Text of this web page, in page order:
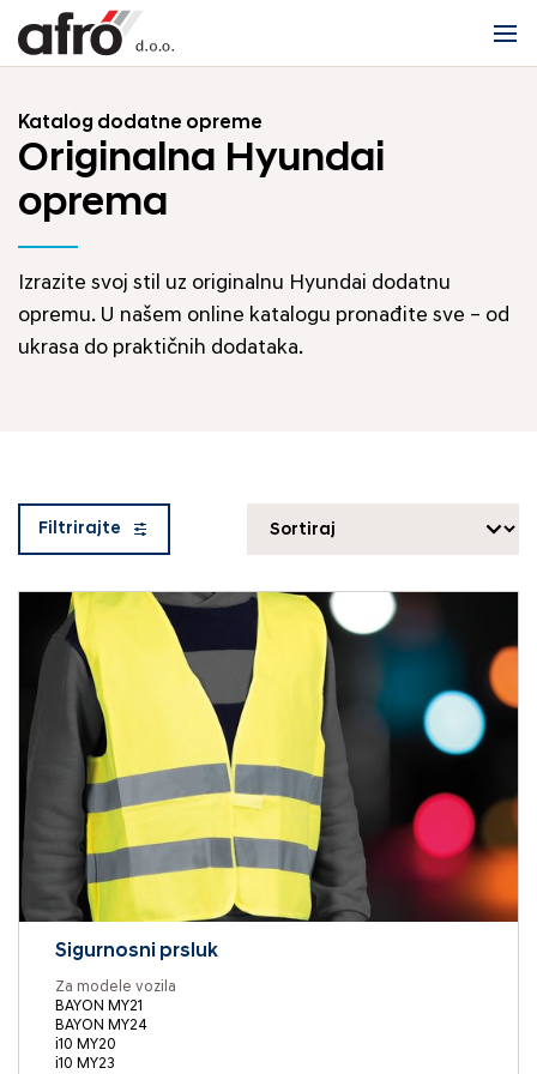
Katalog dodatne opreme
Originalna Hyundai
oprema
Izrazite svoj stil uz originalnu Hyundai dodatnu
opremu. U našem online katalogu pronađite sve – od
ukrasa do praktičnih dodataka.
Filtrirajte
Sigurnosni prsluk
Za modele vozila
BAYON MY21
BAYON MY24
i10 MY20
i10 MY23